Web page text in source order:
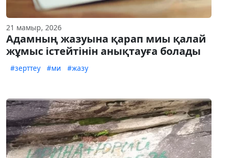
21 мамыр, 2026
Адамның жазуына қарап миы қалай
жұмыс істейтінін анықтауға болады
#зерттеу #ми #жазу